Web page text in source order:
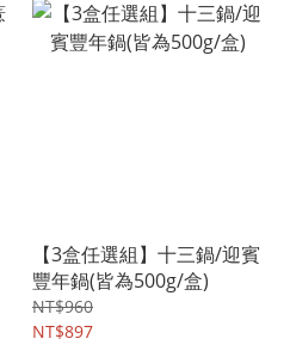
【3盒任選組】十三鍋/迎賓
豐年鍋(皆為500g/盒)
NT$960
NT$897